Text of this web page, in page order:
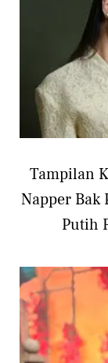
Tampilan
Napper Bak
Putih